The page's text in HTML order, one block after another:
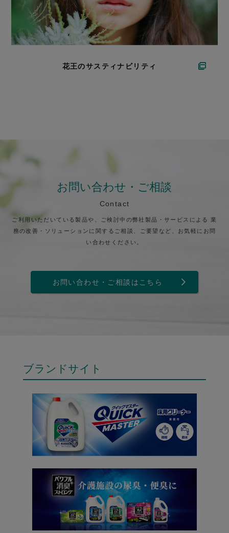
花王のサスティナビリティ
お問い合わせ・ご相談
Contact
ご利用いただいている製品や、ご検討中の弊社製品・サービスによる 業
務の改善・ソリューションに関するご相談、ご要望など、お気軽にお問
い合わせください。
お問い合わせ・ご相談はこちら
ブランドサイト